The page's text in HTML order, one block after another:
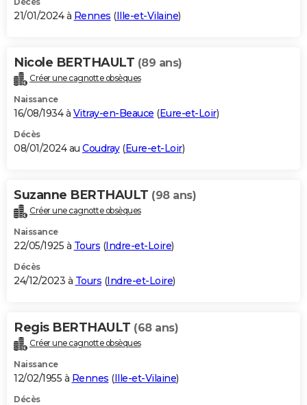
21/01/2024 à Rennes (Ille-et-Vilaine)
Nicole BERTHAULT (89 ans)
Créer une cagnotte obsèques
Naissance
16/08/1934 à Vitray-en-Beauce (Eure-et-Loir)
Décès
08/01/2024 au Coudray(Eure-et-Loir)
Suzanne BERTHAULT (98 ans)
Créer une cagnotte obsèques
Naissance
22/05/1925 à Tours (Indre-et-Loire)
Décès
24/12/2023 à Tours (Indre-et-Loire)
Regis BERTHAULT (68 ans)
Créer une cagnotte obsèques
Naissance
12/02/1955 à Rennes (Ille-et-Vilaine)
Décès